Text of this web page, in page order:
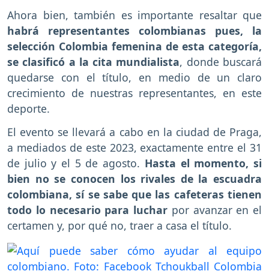
Ahora bien, también es importante resaltar que
habrá representantes colombianas pues, la
selección Colombia femenina de esta categoría,
se clasificó a la cita mundialista, donde buscará
quedarse con el título, en medio de un claro
crecimiento de nuestras representantes, en este
deporte.
El evento se llevará a cabo en la ciudad de Praga,
a mediados de este 2023, exactamente entre el 31
de julio y el 5 de agosto. Hasta el momento, si
bien no se conocen los rivales de la escuadra
colombiana, sí se sabe que las cafeteras tienen
todo lo necesario para luchar por avanzar en el
certamen y, por qué no, traer a casa el título.